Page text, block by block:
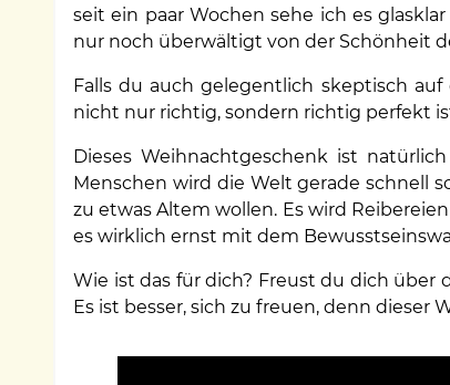
seit ein paar Wochen sehe ich es
nur noch überwältigt von der Schönheit
Falls du auch gelegentlich skeptisch
nicht nur richtig, sondern richtig perfekt
Dieses Weihnachtgeschenk ist
Menschen wird die Welt gerade schnell
zu etwas Altem wollen. Es wird
es wirklich ernst mit dem
Wie ist das für dich? Freust du dich über
Es ist besser, sich zu freuen, denn dieser